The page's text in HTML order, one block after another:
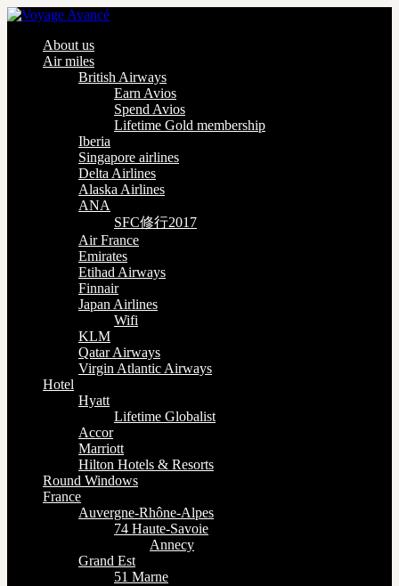
About us
Air miles
British Airways
Earn Avios
Spend Avios
Lifetime Gold membership
Iberia
Singapore airlines
Delta Airlines
Alaska Airlines
ANA
SFC修行2017
Air France
Emirates
Etihad Airways
Finnair
Japan Airlines
Wifi
KLM
Qatar Airways
Virgin Atlantic Airways
Hotel
Hyatt
Lifetime Globalist
Accor
Marriott
Hilton Hotels & Resorts
Round Windows
France
Auvergne-Rhône-Alpes
74 Haute-Savoie
Annecy
Grand Est
51 Marne